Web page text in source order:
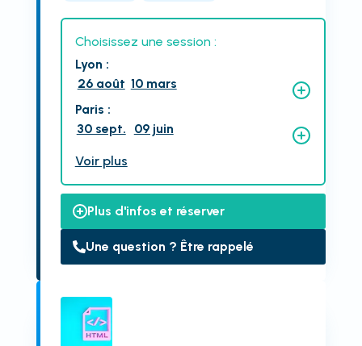
Choisissez une session :
Lyon :
26 août 10 mars
Paris :
30 sept.
09 juin
Voir plus
Plus d'infos et réserver
Une question ? Être rappelé